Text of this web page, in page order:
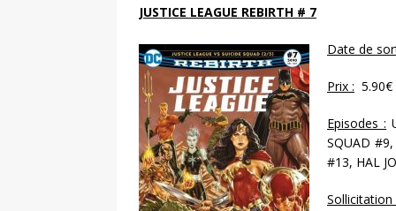
JUSTICE LEAGUE REBIRTH # 7
Date de
Prix : 5.90€
Episodes :
SQUAD #9,
#13, HAL